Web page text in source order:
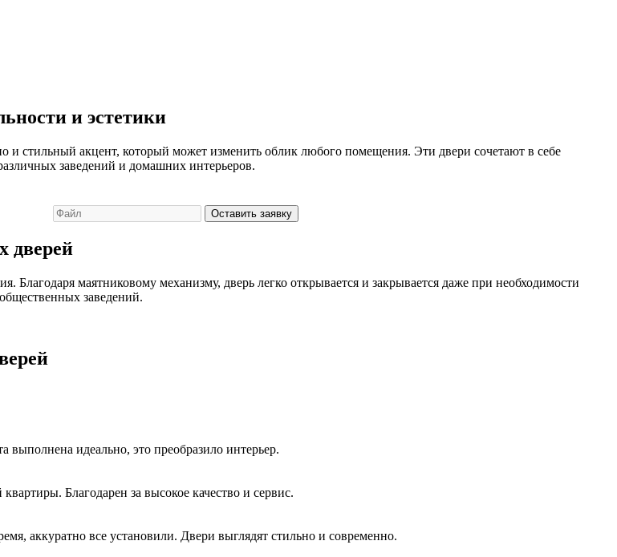
и эстетики
и стильный акцент, который может изменить облик любого помещения. Эти двери сочетают в себе
заведений и домашних интерьеров.
Оставить заявку
дверей
Благодаря маятниковому механизму, дверь легко открывается и закрывается даже при необходимости
заведений.
выполнена идеально, это преобразило интерьер.
Благодарен за высокое качество и сервис.
аккуратно все установили. Двери выглядят стильно и современно.